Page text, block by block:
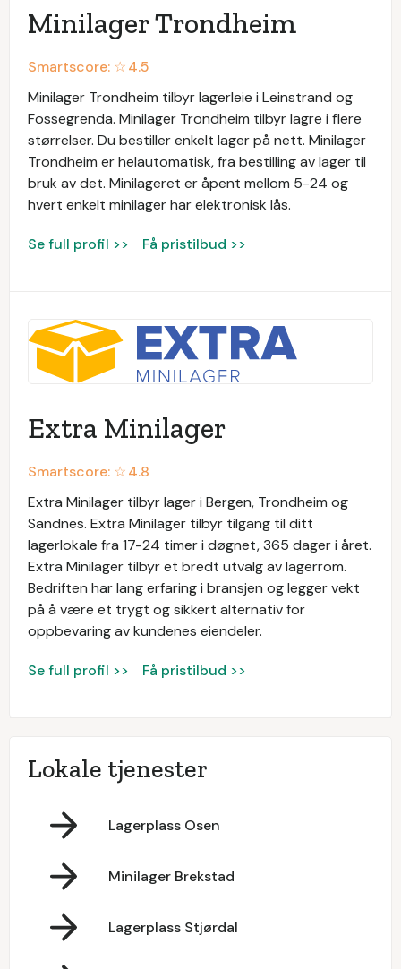
Minilager Trondheim
Smartscore: ☆4.5
Minilager Trondheim tilbyr lagerleie i Leinstrand og
Fossegrenda. Minilager Trondheim tilbyr lagre i flere
størrelser. Du bestiller enkelt lager på nett. Minilager
Trondheim er helautomatisk, fra bestilling av lager til
bruk av det. Minilageret er åpent mellom 5-24 og
hvert enkelt minilager har elektronisk lås.
Se full profil >> Få pristilbud >>
Extra Minilager
Smartscore: ☆4.8
Extra Minilager tilbyr lager i Bergen, Trondheim og
Sandnes. Extra Minilager tilbyr tilgang til ditt
lagerlokale fra 17-24 timer i døgnet, 365 dager i året.
Extra Minilager tilbyr et bredt utvalg av lagerrom.
Bedriften har lang erfaring i bransjen og legger vekt
på å være et trygt og sikkert alternativ for
oppbevaring av kundenes eiendeler.
Se full profil >> Få pristilbud >>
Lokale tjenester
Lagerplass Osen
Minilager Brekstad
Lagerplass Stjørdal